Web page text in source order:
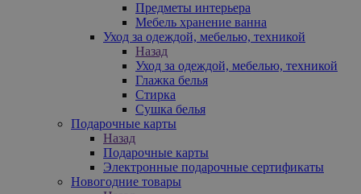
Предметы интерьера
Мебель хранение ванна
Уход за одеждой, мебелью, техникой
Назад
Уход за одеждой, мебелью, техникой
Глажка белья
Стирка
Сушка белья
Подарочные карты
Назад
Подарочные карты
Электронные подарочные сертификаты
Новогодние товары